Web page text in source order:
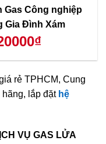
Gas Công nghiệp
Gia Đình Xám
rẻ TPHCM, Cung
lắp đặt hệ
VỤ GAS LỬA